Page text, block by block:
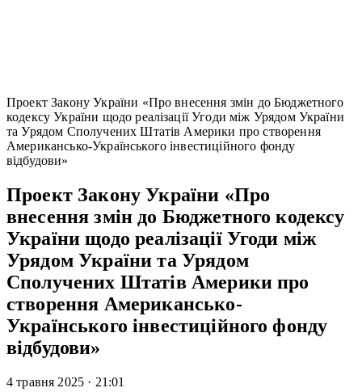
Проект Закону України «Про внесення змін до Бюджетного
кодексу України щодо реалізації Угоди між Урядом України
та Урядом Сполучених Штатів Америки про створення
Американсько-Українського інвестиційного фонду
відбудови»
Проект Закону України «Про
внесення змін до Бюджетного кодексу
України щодо реалізації Угоди між
Урядом України та Урядом
Сполучених Штатів Америки про
створення Американсько-
Українського інвестиційного фонду
відбудови»
4 травня 2025 · 21:01